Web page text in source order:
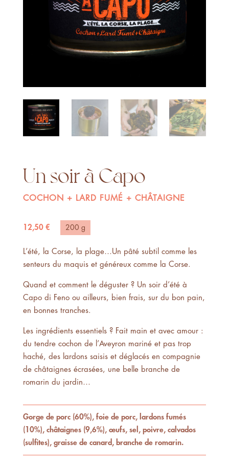
Un soir à Capo
COCHON + LARD FUMÉ + CHÂTAIGNE
12,50 € 200 g
L’été, la Corse, la plage… Un pâté subtil comme les
senteurs du maquis et généreux comme la Corse.
Quand et comment le déguster ? Un soir d’été à
Capo di Feno ou ailleurs, bien frais, sur du bon pain,
en bonnes tranches.
Les ingrédients essentiels ? Fait main et avec amour :
du tendre cochon de l’Aveyron mariné et pas trop
haché, des lardons saisis et déglacés en compagnie
de châtaignes écrasées, une belle branche de
romarin du jardin…
Gorge de porc (60%), foie de porc, lardons fumés
(10%), châtaignes (9,6%), œufs, sel, poivre, calvados
(sulfites), graisse de canard, branche de romarin.